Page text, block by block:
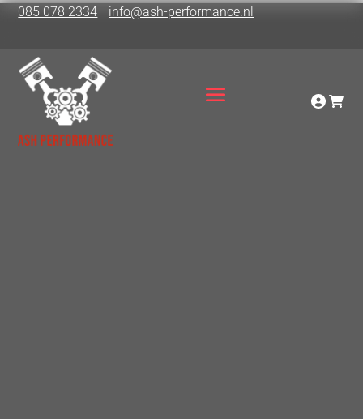
085 078 2334 info@ash-performance.nl